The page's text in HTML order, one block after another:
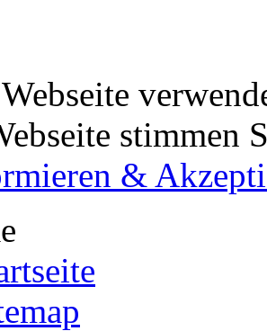
stimmen
&